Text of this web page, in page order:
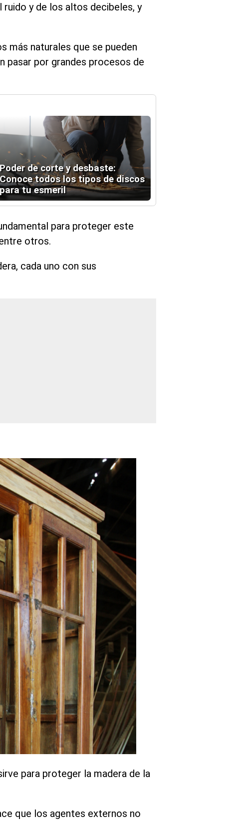
y de los altos decibeles, y
más naturales que se pueden
pasar por grandes procesos de
Poder de corte y desbaste:
Conoce todos los tipos de discos
para tu esmeril
para proteger este
otros.
cada uno con sus
para proteger la madera de la
que los agentes externos no